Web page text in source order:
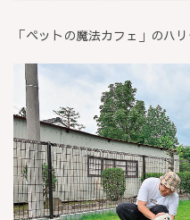
「ペットの魔法カフェ」のハ